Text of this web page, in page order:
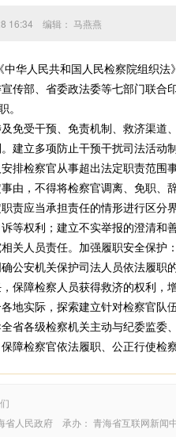
16:34 编辑： 马燕燕
人民共和国人民检察院组织法
传部、省委政法委等七部门联合
受干预、免责机制、救济渠道
建立多项防止干预干扰司法活动
排检察官从事超出法定职责范围
由，不得将检察官调离、免职、
责应当承担责任的情形进行区分
等权利；建立不实举报的澄清和
关人员责任。加强履职安全保护
公安机关保护司法人员依法履职
障检察人员获得救济的权利，
实际，探索建立针对检察官队
各级检察机关主动与纪委监委
障检察官依法履职、公正行使检
省人民政府 承办： 青海省互联网新闻